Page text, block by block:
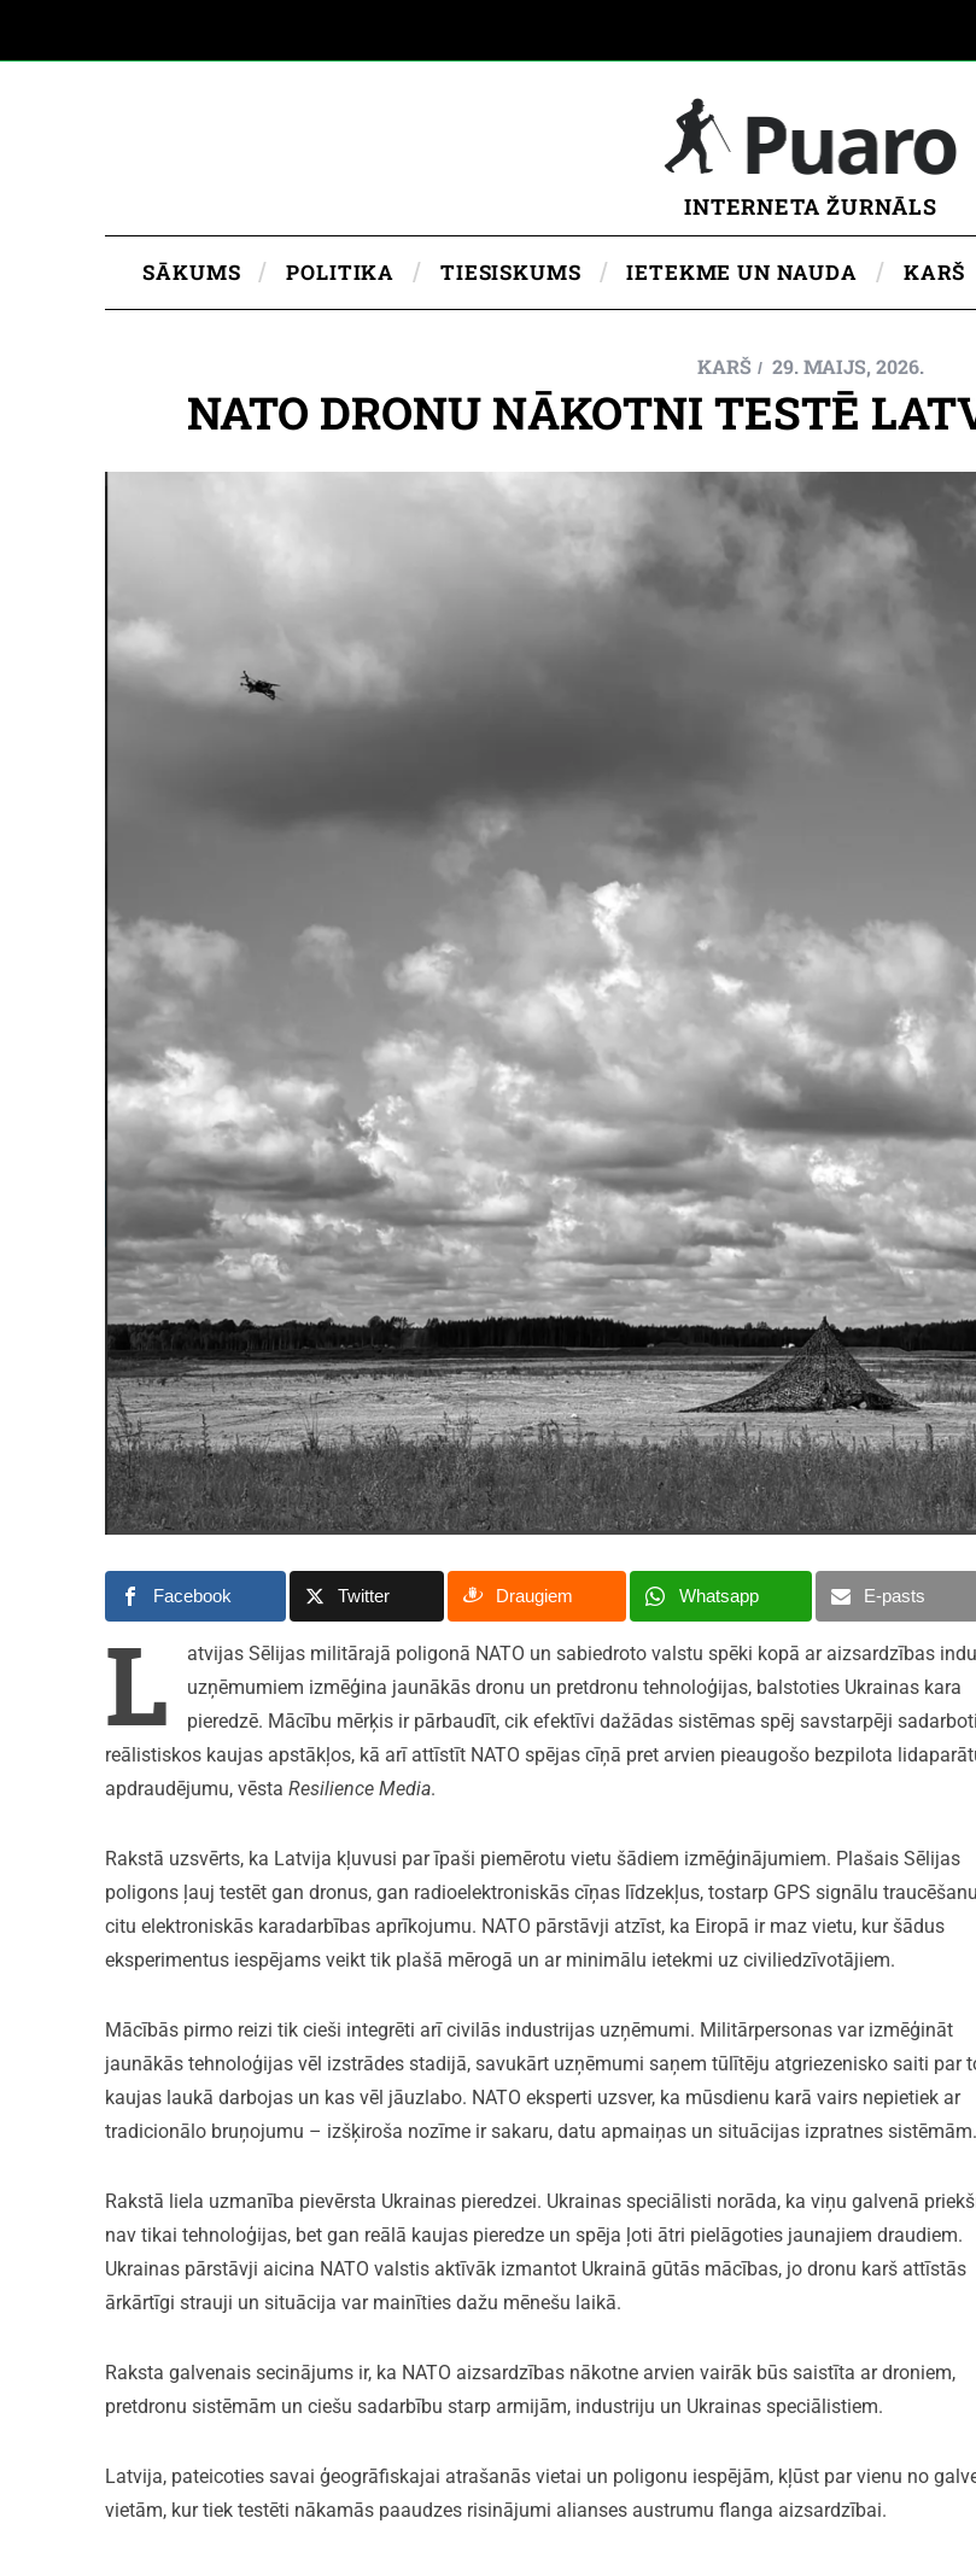
INTERNETA ŽURNĀLS
SĀKUMS POLITIKA TIESISKUMS IETEKME UN NAUDA KARŠ
KARŠ 29. MAIJS, 2026.
NATO DRONU NĀKOTNI TESTĒ
Facebook Twitter Draugiem Whatsapp E-pasts
L
atvijas Sēlijas militārajā poligonā NATO un sabiedroto valstu spēki kopā ar aizsardzības
uzņēmumiem izmēģina jaunākās dronu un pretdronu tehnoloģijas, balstoties Ukrainas kara
pieredzē. Mācību mērķis ir pārbaudīt, cik efektīvi dažādas sistēmas spēj savstarpēji
reālistiskos kaujas apstākļos, kā arī attīstīt NATO spējas cīņā pret arvien pieaugošo bezpilota
apdraudējumu, vēsta Resilience Media.
Rakstā uzsvērts, ka Latvija kļuvusi par īpaši piemērotu vietu šādiem izmēģinājumiem. Plašais Sēlijas
poligons ļauj testēt gan dronus, gan radioelektroniskās cīņas līdzekļus, tostarp GPS signālu
citu elektroniskās karadarbības aprīkojumu. NATO pārstāvji atzīst, ka Eiropā ir maz vietu, kur šādus
eksperimentus iespējams veikt tik plašā mērogā un ar minimālu ietekmi uz civiliedzīvotājiem.
Mācībās pirmo reizi tik cieši integrēti arī civilās industrijas uzņēmumi. Militārpersonas var izmēģināt
jaunākās tehnoloģijas vēl izstrādes stadijā, savukārt uzņēmumi saņem tūlītēju atgriezenisko saiti par
kaujas laukā darbojas un kas vēl jāuzlabo. NATO eksperti uzsver, ka mūsdienu karā vairs nepietiek ar
tradicionālo bruņojumu – izšķiroša nozīme ir sakaru, datu apmaiņas un situācijas izpratnes sistēmām.
Rakstā liela uzmanība pievērsta Ukrainas pieredzei. Ukrainas speciālisti norāda, ka viņu galvenā
nav tikai tehnoloģijas, bet gan reālā kaujas pieredze un spēja ļoti ātri pielāgoties jaunajiem draudiem.
Ukrainas pārstāvji aicina NATO valstis aktīvāk izmantot Ukrainā gūtās mācības, jo dronu karš attīstās
ārkārtīgi strauji un situācija var mainīties dažu mēnešu laikā.
Raksta galvenais secinājums ir, ka NATO aizsardzības nākotne arvien vairāk būs saistīta ar droniem,
pretdronu sistēmām un ciešu sadarbību starp armijām, industriju un Ukrainas speciālistiem.
Latvija, pateicoties savai ģeogrāfiskajai atrašanās vietai un poligonu iespējām, kļūst par vienu no
vietām, kur tiek testēti nākamās paaudzes risinājumi alianses austrumu flanga aizsardzībai.